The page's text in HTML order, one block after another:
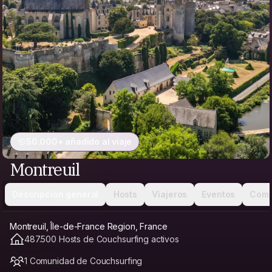
50.000+ añadido al viaje
Montreuil
Hosts Viajeros Eventos
Montreuil, Île-de-France Region, France
487.500 Hosts de Couchsurfing activos
1 Comunidad de Couchsurfing